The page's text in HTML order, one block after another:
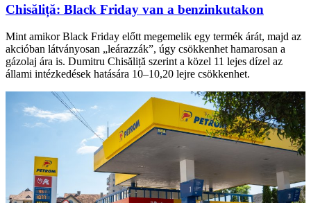
Chisăliță: Black Friday van a benzinkutakon
Mint amikor Black Friday előtt megemelik egy termék árát, majd az
akcióban látványosan „leárazzák”, úgy csökkenhet hamarosan a
gázolaj ára is. Dumitru Chisăliță szerint a közel 11 lejes dízel az
állami intézkedések hatására 10–10,20 lejre csökkenhet.